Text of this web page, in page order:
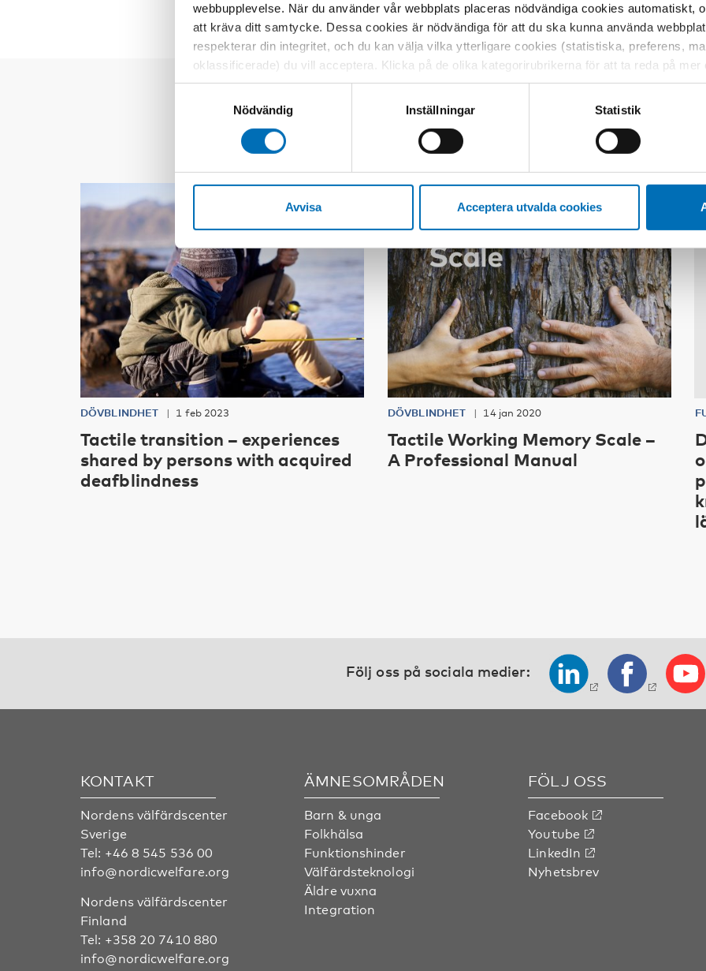
webbupplevelse. När du använder vår webbplats placeras nödvändiga cookies automatiskt,
att kräva ditt samtycke. Dessa cookies är nödvändiga för att du ska kunna använda
respekterar din integritet, och du kan välja vilka ytterligare cookies (statistiska, preferens,
oklassificerade) du vill acceptera. Klicka på de olika kategorirubrikerna för att ta reda på mer
inställningar för cookies. Observera att blockering av cookies kan påverka din upplevelse av
vi erbjuder. Om du har besökt vår webbplats tidigare och accepterat användningen av
Nödvändig
Inställningar Statistik
Avvisa Acceptera utvalda cookies
Relaterat innehåll
DÖVBLINDHET 1 feb 2023
Tactile transition – experiences
shared by persons with acquired
deafblindness
DÖVBLINDHET 14 jan 2020
Tactile Working Memory Scale –
A Professional Manual
Följ oss på sociala medier:
KONTAKT
Nordens välfärdscenter
Sverige
Tel: +46 8 545 536 00
info@nordicwelfare.org
Nordens välfärdscenter
Finland
Tel: +358 20 7410 880
info@nordicwelfare.org
ÄMNESOMRÅDEN
Barn & unga
Folkhälsa
Funktionshinder
Välfärdsteknologi
Äldre vuxna
Integration
FÖLJ OSS
Facebook
Youtube
LinkedIn
Nyhetsbrev